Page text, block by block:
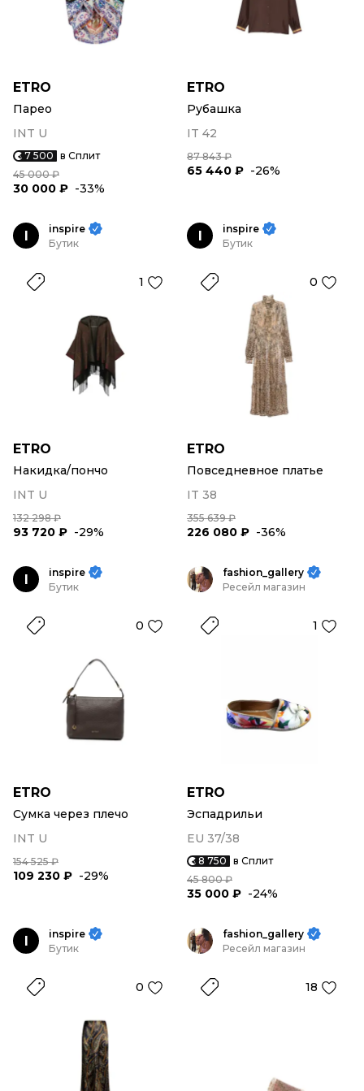
ETRO
Парео
INT U
7 500 в Сплит
45 000 ₽
30 000 ₽ -33%
ETRO
Рубашка
IT 42
87 843 ₽
65 440 ₽ -26%
I
inspire
Бутик
1
ETRO
Накидка/пончо
INT U
132 298 ₽
93 720 ₽ -29%
I
inspire
Бутик
0
ETRO
Повседневное платье
IT 38
355 639 ₽
226 080 ₽ -36%
I
inspire
Бутик
0
ETRO
Сумка через плечо
INT U
154 525 ₽
109 230 ₽ -29%
fashion_gallery
Ресейл магазин
1
ETRO
Эспадрильи
EU 37/38
8 750 в Сплит
45 800 ₽
35 000 ₽ -24%
I
inspire
Бутик
0
fashion_gallery
Ресейл магазин
18